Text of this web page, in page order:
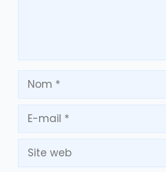
Nom
mail
Site
web